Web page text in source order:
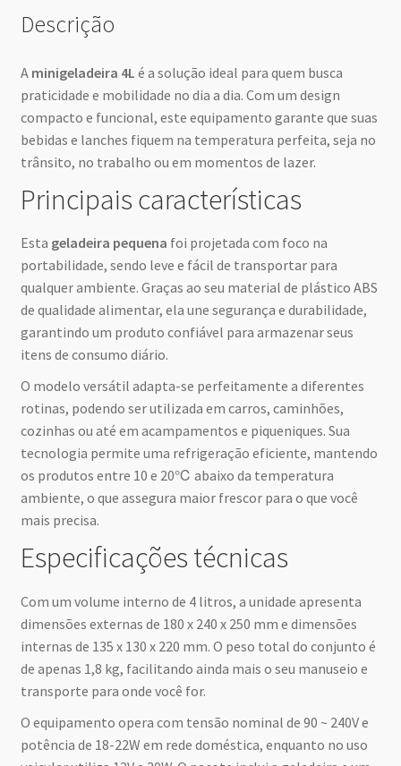
Descrição
A minigeladeira 4L é a solução ideal para quem busca
praticidade e mobilidade no dia a dia. Com um design
compacto e funcional, este equipamento garante que suas
bebidas e lanches fiquem na temperatura perfeita, seja no
trânsito, no trabalho ou em momentos de lazer.
Principais características
Esta geladeira pequena foi projetada com foco na
portabilidade, sendo leve e fácil de transportar para
qualquer ambiente. Graças ao seu material de plástico ABS
de qualidade alimentar, ela une segurança e durabilidade,
garantindo um produto confiável para armazenar seus
itens de consumo diário.
O modelo versátil adapta-se perfeitamente a diferentes
rotinas, podendo ser utilizada em carros, caminhões,
cozinhas ou até em acampamentos e piqueniques. Sua
tecnologia permite uma refrigeração eficiente, mantendo
os produtos entre 10 e 20℃ abaixo da temperatura
ambiente, o que assegura maior frescor para o que você
mais precisa.
Especificações técnicas
Com um volume interno de 4 litros, a unidade apresenta
dimensões externas de 180 x 240 x 250 mm e dimensões
internas de 135 x 130 x 220 mm. O peso total do conjunto é
de apenas 1,8 kg, facilitando ainda mais o seu manuseio e
transporte para onde você for.
O equipamento opera com tensão nominal de 90 ~ 240V e
potência de 18-22W em rede doméstica, enquanto no uso